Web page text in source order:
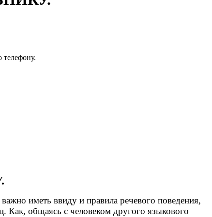
телефону.
иметь ввиду и правила речевого поведения,
Как, общаясь с человеком другого языкового